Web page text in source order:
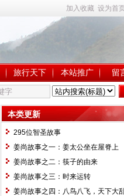
加入收藏 设为首
旅行天下 本站推广 留
本类更新
295位智圣故事
姜尚故事之一：姜太公坐在屋脊上
姜尚故事之二：筷子的由来
姜尚故事之三：时来运转
姜尚故事之四：八鸟八飞，天下大